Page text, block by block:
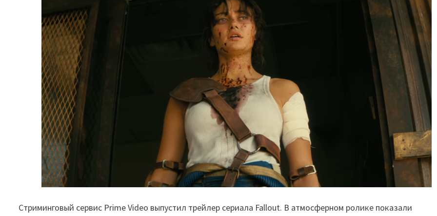
Стриминговый сервис Prime Video выпустил трейлер сериала Fallout. В атмосферном ролике показали